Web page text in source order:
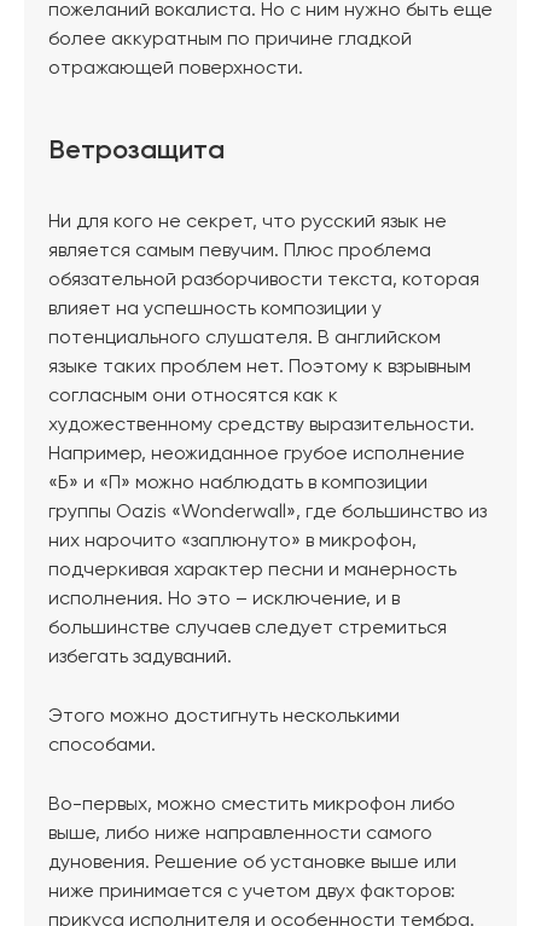
пожеланий вокалиста. Но с ним нужно быть еще
более аккуратным по причине гладкой
отражающей поверхности.
Ветрозащита
Ни для кого не секрет, что русский язык не
является самым певучим. Плюс проблема
обязательной разборчивости текста, которая
влияет на успешность композиции у
потенциального слушателя. В английском
языке таких проблем нет. Поэтому к взрывным
согласным они относятся как к
художественному средству выразительности.
Например, неожиданное грубое исполнение
«Б» и «П» можно наблюдать в композиции
группы Oazis «Wonderwall», где большинство из
них нарочито «заплюнуто» в микрофон,
подчеркивая характер песни и манерность
исполнения. Но это – исключение, и в
большинстве случаев следует стремиться
избегать задуваний.
Этого можно достигнуть несколькими
способами.
Во-первых, можно сместить микрофон либо
выше, либо ниже направленности самого
дуновения. Решение об установке выше или
ниже принимается с учетом двух факторов:
прикуса исполнителя и особенности тембра.